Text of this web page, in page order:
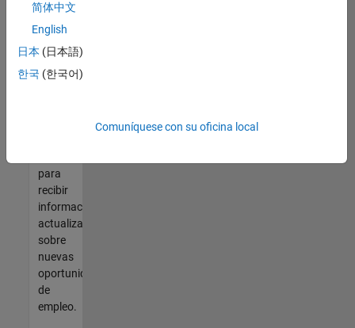
vacante
que se
a sus
cualificaciones,
para
recibir
información
actualizada
sobre
nuevas
oportunidades
de
empleo.
简体中文
English
日本 (日本語)
한국 (한국어)
Comuníquese con su oficina local